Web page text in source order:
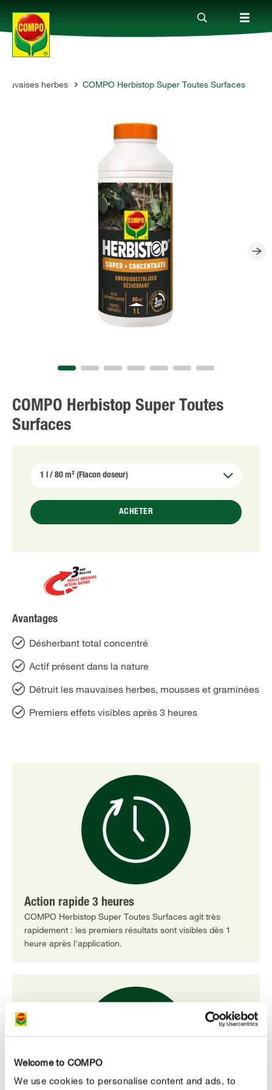
Welcome to COMPO
We use cookies to personalise content and ads, to
Produitsherbes COMPO Herbistop Super Toutes Surfaces
COMPO Herbistop Super Toutes
Surfaces
ACHETER
Avantages
Désherbant total concentré
Actif présent dans la nature
Détruit les mauvaises herbes, mousses et graminées
Premiers effets visibles après 3 heures
Action rapide 3 heures
COMPO Herbistop Super Toutes Surfaces agit très
rapidement : les premiers résultats sont visibles dès 1
heure après l'application.